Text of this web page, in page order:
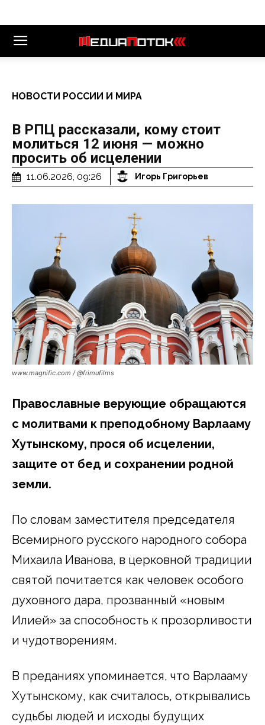
НОВОСТИ РОССИИ И МИРА
В РПЦ рассказали, кому стоит
молиться 12 июня — можно
просить об исцелении
11.06.2026, 09:26 Игорь Григорьев
www.magnific.com / @frimufilms
Православные верующие обращаются
с молитвами к преподобному Варлааму
Хутынскому, прося об исцелении,
защите от бед и сохранении родной
земли.
По словам заместителя председателя
Всемирного русского народного собора
Михаила Иванова, в церковной традиции
святой почитается как человек особого
духовного дара, прозванный «новым
Илией» за способность к прозорливости
и чудотворениям.
В преданиях упоминается, что Варлааму
Хутынскому, как считалось, открывались
судьбы людей и исходы будущих